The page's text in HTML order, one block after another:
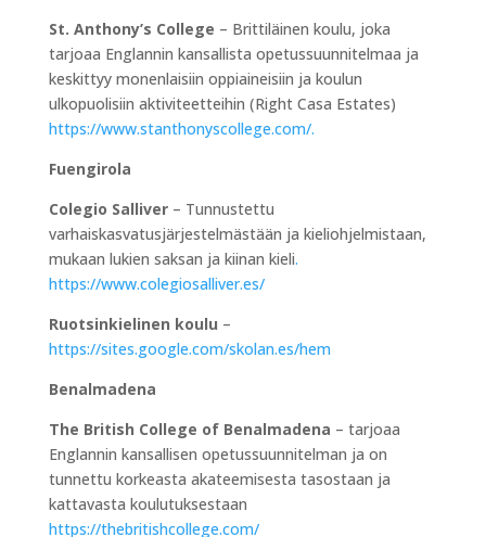
St. Anthony’s College – Brittiläinen koulu, joka
tarjoaa Englannin kansallista opetussuunnitelmaa ja
keskittyy monenlaisiin oppiaineisiin ja koulun
ulkopuolisiin aktiviteetteihin (Right Casa Estates)
https://www.stanthonyscollege.com/.
Fuengirola
Colegio Salliver– Tunnustettu
varhaiskasvatusjärjestelmästään ja kieliohjelmistaan,
mukaan lukien saksan ja kiinan kieli.
https://www.colegiosalliver.es/
Ruotsinkielinen koulu –
https://sites.google.com/skolan.es/hem
Benalmadena
The British College of Benalmadena – tarjoaa
Englannin kansallisen opetussuunnitelman ja on
tunnettu korkeasta akateemisesta tasostaan ja
kattavasta koulutuksestaan
https://thebritishcollege.com/